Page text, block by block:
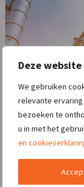
Deze
We gebruiken
relevante
bezoeken te
u in met het
en